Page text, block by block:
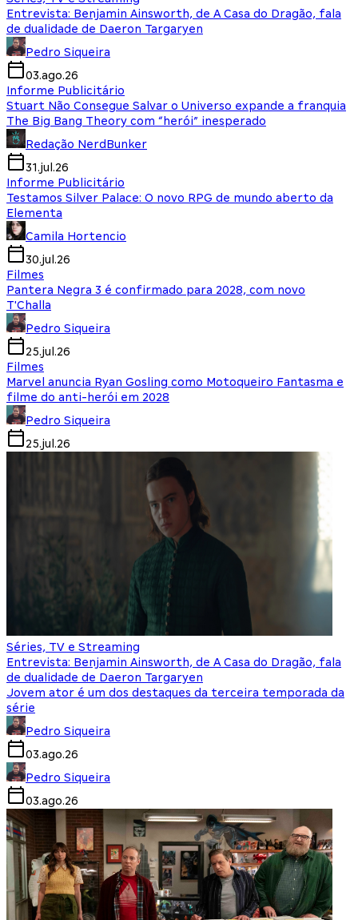
Entrevista: Benjamin Ainsworth, de A Casa do Dragão, fala
de dualidade de Daeron Targaryen
Pedro Siqueira
03.ago.26
Informe Publicitário
Stuart Não Consegue Salvar o Universo expande a franquia
The Big Bang Theory com “herói” inesperado
Redação NerdBunker
31.jul.26
Informe Publicitário
Testamos Silver Palace: O novo RPG de mundo aberto da
Elementa
Camila Hortencio
30.jul.26
Filmes
Pantera Negra 3 é confirmado para 2028, com novo
T'Challa
Pedro Siqueira
25.jul.26
Filmes
Marvel anuncia Ryan Gosling como Motoqueiro Fantasma e
filme do anti-herói em 2028
Pedro Siqueira
25.jul.26
Séries, TV e Streaming
Entrevista: Benjamin Ainsworth, de A Casa do Dragão, fala
de dualidade de Daeron Targaryen
Jovem ator é um dos destaques da terceira temporada da
série
Pedro Siqueira
03.ago.26
Pedro Siqueira
03.ago.26